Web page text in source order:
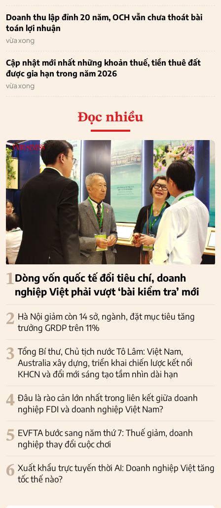
Doanh thu lập đỉnh 20 năm, OCH vẫn chưa thoát bài
toán lợi nhuận
vừa xong
Cập nhật mới nhất những khoản thuế, tiền thuê đất
được gia hạn trong năm 2026
vừa xong
Đọc nhiều
1Dòng vốn quốc tế đổi tiêu chí, doanh
nghiệp Việt phải vượt ‘bài kiểm tra’ mới
2 Hà Nội giảm còn 14 sở, ngành, đặt mục tiêu tăng
trưởng GRDP trên 11%
3 Tổng Bí thư, Chủ tịch nước Tô Lâm: Việt Nam,
Australia xây dựng, triển khai chiến lược kết nối
KHCN và đổi mới sáng tạo tầm nhìn dài hạn
4 Đâu là rào cản lớn nhất trong liên kết giữa doanh
nghiệp FDI và doanh nghiệp Việt Nam?
5 EVFTA bước sang năm thứ 7: Thuế giảm, doanh
nghiệp thay đổi cuộc chơi
6 Xuất khẩu trực tuyến thời AI: Doanh nghiệp Việt tăng
tốc thế nào?